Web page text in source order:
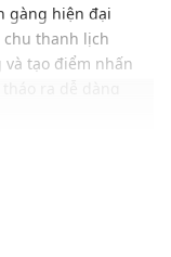
gàng hiện đại
thanh lịch
tạo điểm nhấn
mái khi mặc
sản phẩm